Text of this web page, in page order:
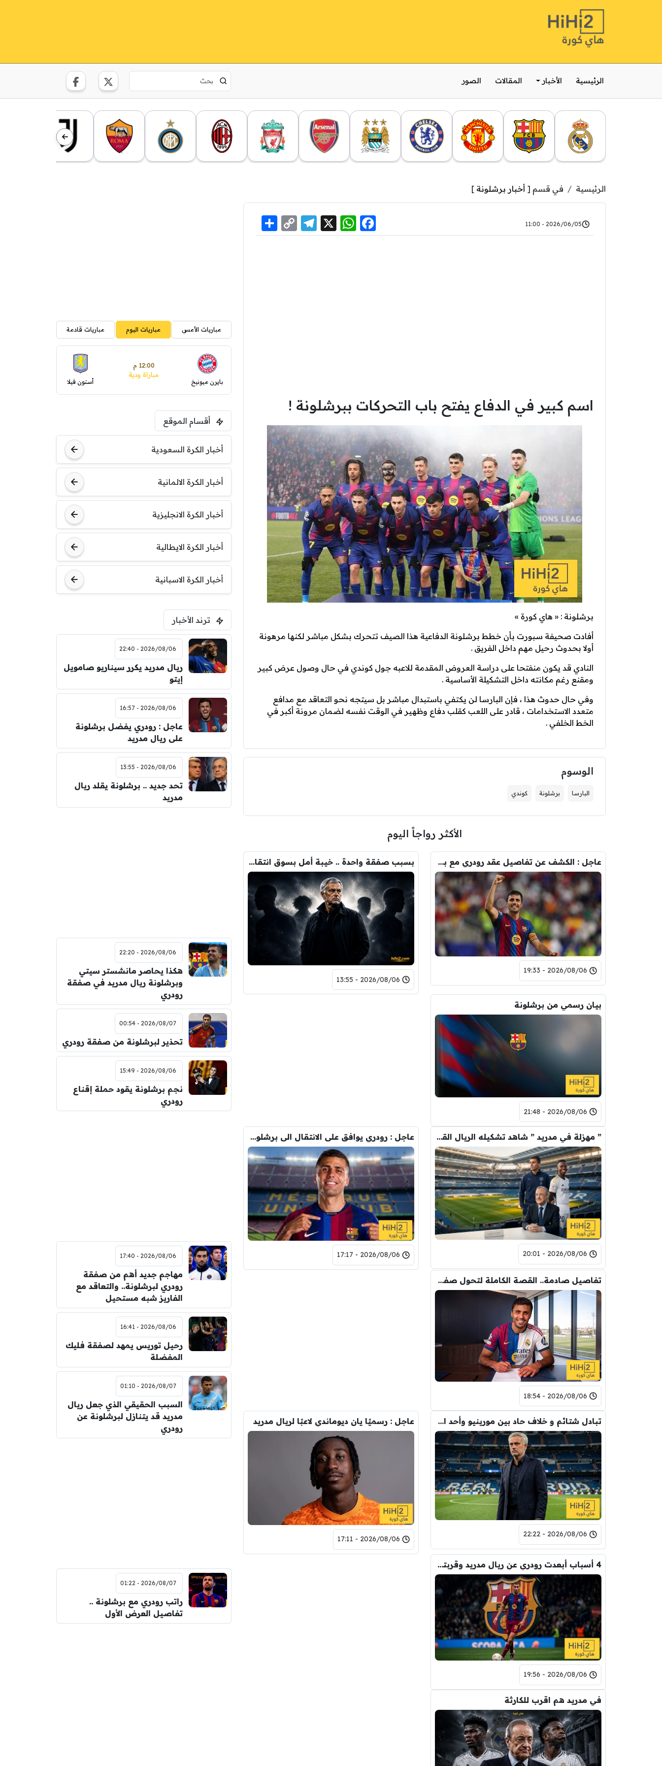
الرئيسية الأخبار المقالات الصور
الرئيسية في قسم [ أخبار برشلونة ]
2026/06/05 - 11:00
Facebook
WhatsApp
X
Telegram
Copy
Link
اسم كبير في الدفاع يفتح باب التحركات ببرشلونة !
برشلونة : « هاي كورة »
أفادت صحيفة سبورت بأن خطط برشلونة الدفاعية هذا الصيف تتحرك بشكل مباشر لكنها مرهونة
أولا بحدوث رحيل مهم داخل الفريق .
النادي قد يكون منفتحا على دراسة العروض المقدمة للاعبه جول كوندي في حال وصول عرض كبير
ومقنع رغم مكانته داخل التشكيلة الأساسية .
وفي حال حدوث هذا ، فإن البارسا لن يكتفي باستبدال مباشر بل سيتجه نحو التعاقد مع مدافع
متعدد الاستخدامات ، قادر على اللعب كقلب دفاع وظهير في الوقت نفسه لضمان مرونة أكبر في
الخط الخلفي .
الوسوم
البارسا برشلونة كوندي
الأكثر رواجاً اليوم
عاجل : الكشف عن تفاصيل عقد رودري مع برشلونة.. قيمة الصفقة والراتب
2026/08/06 - 19:33
بسبب صفقة واحدة .. خيبة أمل بسوق انتقالات ريال مدريد !
2026/08/06 - 13:55
بيان رسمي من برشلونة
2026/08/06 - 21:48
” مهزلة في مدريد ” شاهد تشكيله الريال القادمه لاكتساح المركز الثاني
2026/08/06 - 20:01
عاجل : رودري يوافق على الانتقال الى برشلونة.. 3 أسباب وراء قراره
2026/08/06 - 17:17
تفاصيل صادمة.. القصة الكاملة لتحول صفقة رودري من ريال مدريد الى برشلونة
2026/08/06 - 18:54
تبادل شتائم و خلاف حاد بين مورينيو وأحد افراد ادارة ريال مدريد بعد انهيار صفقة رودري
2026/08/06 - 22:22
عاجل : رسميًا يان ديوماندي لاعبًا لريال مدريد
2026/08/06 - 17:11
4 أسباب أبعدت رودري عن ريال مدريد وقربته من برشلونة
2026/08/06 - 19:56
في مدريد هم اقرب للكارثة
مباريات الأمس مباريات اليوم مباريات قادمة
بايرن ميونيخ
12:00 م
مباراة ودية
أستون فيلا
أقسام الموقع
أخبار الكرة السعودية
أخبار الكرة الالمانية
أخبار الكرة الانجليزية
أخبار الكرة الايطالية
أخبار الكرة الاسبانية
ترند الأخبار
2026/08/06 - 22:40
ريال مدريد يكرر سيناريو صامويل
إيتو
2026/08/06 - 16:57
عاجل : رودري يفضل برشلونة
على ريال مدريد
2026/08/06 - 13:55
تحد جديد .. برشلونة يقلد ريال
مدريد
2026/08/06 - 22:20
هكذا يحاصر مانشستر سيتي
وبرشلونة ريال مدريد في صفقة
رودري
2026/08/07 - 00:54
تحذير لبرشلونة من صفقة رودري
2026/08/06 - 15:49
نجم برشلونة يقود حملة إقناع
رودري
2026/08/06 - 17:40
مهاجم جديد أهم من صفقة
رودري لبرشلونة.. والتعاقد مع
الفاريز شبه مستحيل
2026/08/06 - 16:41
رحيل توريس يمهد لصفقة فليك
المفضلة
2026/08/07 - 01:10
السبب الحقيقي الذي جعل ريال
مدريد قد يتنازل لبرشلونة عن
رودري
2026/08/07 - 01:22
راتب رودري مع برشلونة ..
تفاصيل العرض الأول